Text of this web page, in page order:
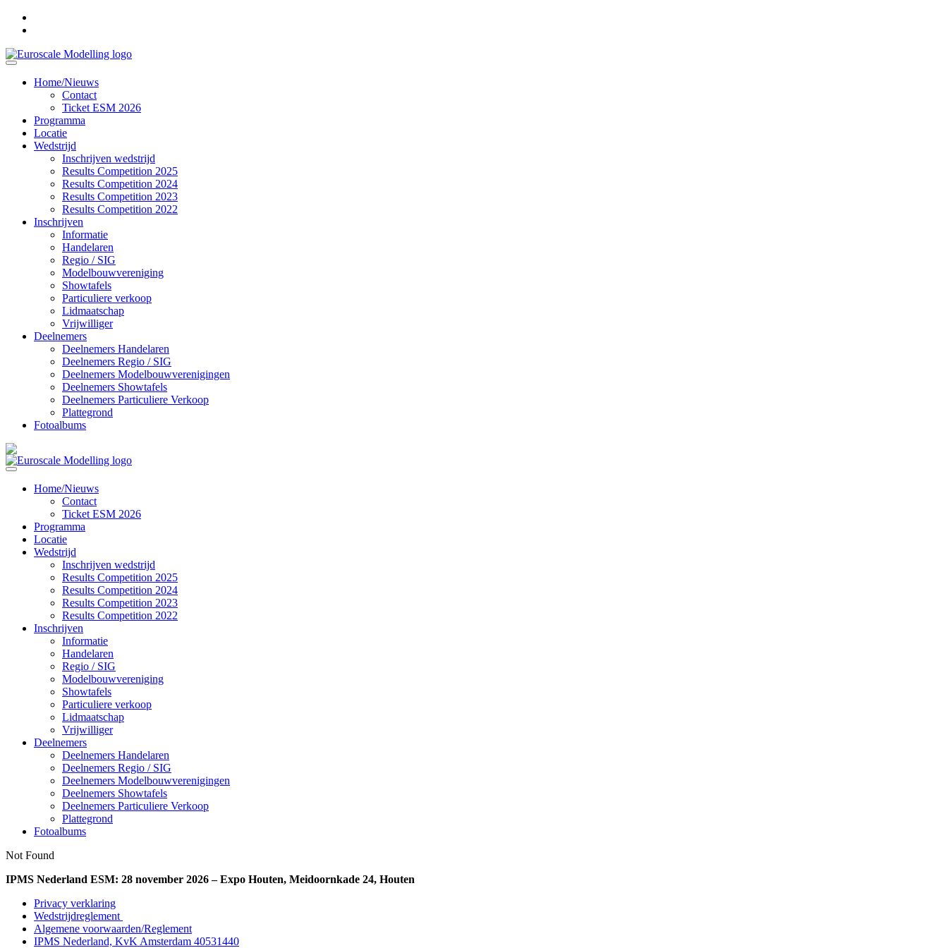
Home/Nieuws
Contact
Ticket ESM 2026
Programma
Locatie
Wedstrijd
Inschrijven wedstrijd
Results Competition 2025
Results Competition 2024
Results Competition 2023
Results Competition 2022
Inschrijven
Informatie
Handelaren
Regio / SIG
Modelbouwvereniging
Showtafels
Particuliere verkoop
Lidmaatschap
Vrijwilliger
Deelnemers
Deelnemers Handelaren
Deelnemers Regio / SIG
Deelnemers Modelbouwverenigingen
Deelnemers Showtafels
Deelnemers Particuliere Verkoop
Plattegrond
Fotoalbums
Home/Nieuws
Contact
Ticket ESM 2026
Programma
Locatie
Wedstrijd
Inschrijven wedstrijd
Results Competition 2025
Results Competition 2024
Results Competition 2023
Results Competition 2022
Inschrijven
Informatie
Handelaren
Regio / SIG
Modelbouwvereniging
Showtafels
Particuliere verkoop
Lidmaatschap
Vrijwilliger
Deelnemers
Deelnemers Handelaren
Deelnemers Regio / SIG
Deelnemers Modelbouwverenigingen
Deelnemers Showtafels
Deelnemers Particuliere Verkoop
Plattegrond
Fotoalbums
Not Found
IPMS Nederland ESM: 28 november 2026 – Expo Houten, Meidoornkade 24, Houten
Privacy verklaring
Wedstrijdreglement
Algemene voorwaarden/Reglement
IPMS Nederland, KvK Amsterdam 40531440